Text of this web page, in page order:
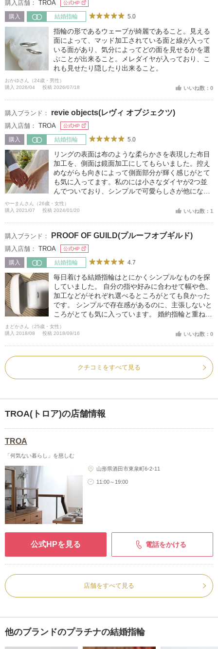
購入店舗： TROA 公式HP
購入 結婚指輪 5.0
指輪の形であるウェーブが綺麗であること。見える
面によって、マッド加工されている面と線が入って
いる面があり、気分によってどの面を見せるかを選
ぶことが出来ること。メレダイヤが入っており、こ
れも見せたり隠したり出来ること。
おかゆさん（24歳・男性）
購入 2026/04
投稿 2026/07/18 いいね数：0
購入ブランド： revie objects(レヴィ オブジェクツ)
購入店舗： TROA 公式HP
購入 結婚指輪 5.0
リングの表面は布のような柔らかさを表現した布目
加工を、側面は鏡面加工にしてもらいました。控え
めながらも向きによって側面部分が輝く感じがとて
も気に入ってます。私のには小さなダイヤが2つ並
んでついており、シンプルで可愛らしさが他にない
個性的だなと思い惹かれました。表面の加工部分に
加え、内側のいれる刻印にはお互いの誕生石を入れ
けて決めたリングは大事な大事な宝物です。
やーまんさん（26歳・女性）
購入 2021/07
投稿 2024/01/20 いいね数：1
購入ブランド： PROOF OF GUILD(プルーフオブギルド)
購入店舗： TROA 公式HP
購入 結婚指輪 4.7
毎日着ける結婚指輪はとにかくシンプルなものを探
していました。 自分の指や好みに合わせて幅や色、
加工などがそれぞれ選べるところがとても良かった
です。 シンプルで存在感があるのに、主張しないと
ころがとても気に入っています。 婚約指輪と重ねづ
けしても良い感じでした。 手頃な値段設定も決め手
の一つです。
まどかさん（25歳・女性）
購入 2018/08
投稿 2018/09/16 いいね数：0
クチコミをすべて見る
TROA(トロア)の店舗情報
TROA
「何気ない暮らし」を慈しむ
山形県酒田市東泉町6-2-11
11:00～19:00
公式HPを見る 電話をかける
店舗をすべて見る
他のブランドのプラチナの結婚指輪